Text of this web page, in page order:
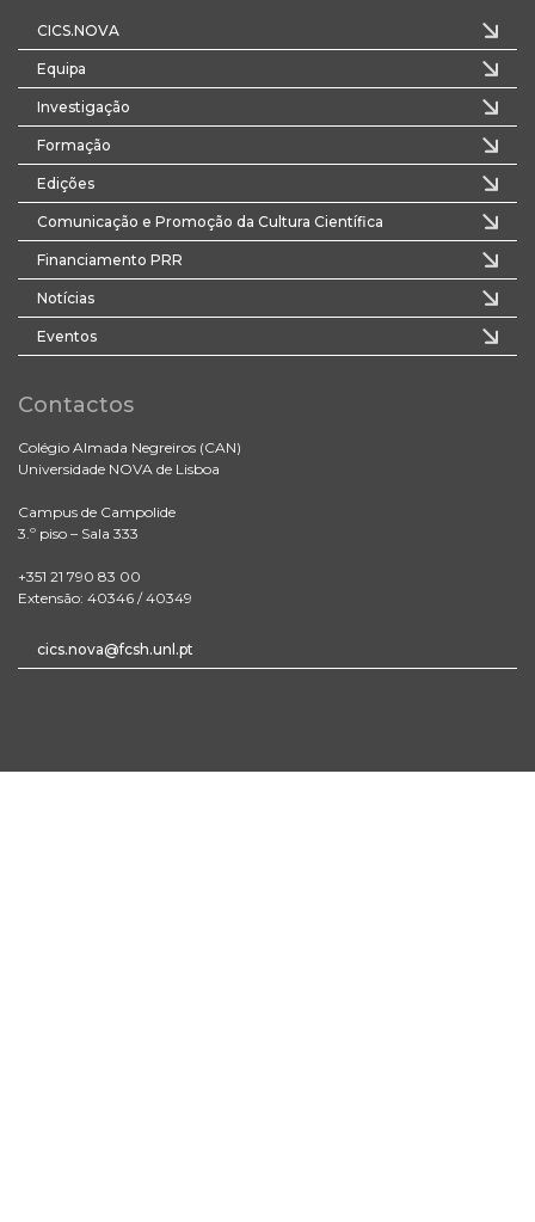
CICS.NOVA
Equipa
Investigação
Formação
Edições
Comunicação e Promoção da Cultura Científica
Financiamento PRR
Notícias
Eventos
Contactos
Colégio Almada Negreiros (CAN)
Universidade NOVA de Lisboa
Campus de Campolide
3.º piso – Sala 333
+351 21 790 83 00
Extensão: 40346 / 40349
cics.nova@fcsh.unl.pt